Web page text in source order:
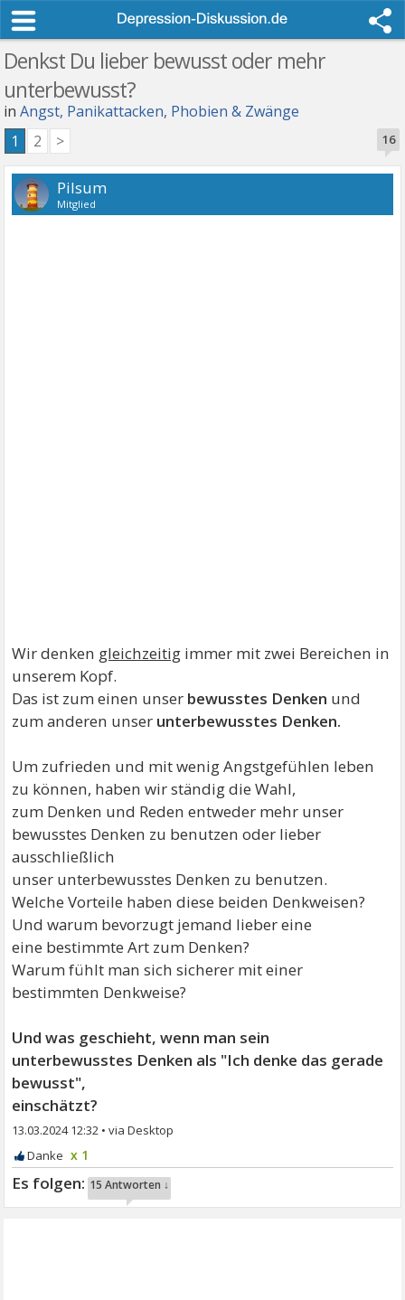
Denkst Du lieber bewusst oder mehr
unterbewusst?
inAngst, Panikattacken, Phobien & Zwänge
16
1 2 >
Pilsum
Mitglied
Wir denken gleichzeitig immer mit zwei Bereichen in
unserem Kopf.
Das ist zum einen unser bewusstes Denken und
zum anderen unser unterbewusstes Denken.
Um zufrieden und mit wenig Angstgefühlen leben
zu können, haben wir ständig die Wahl,
zum Denken und Reden entweder mehr unser
bewusstes Denken zu benutzen oder lieber
ausschließlich
unser unterbewusstes Denken zu benutzen.
Welche Vorteile haben diese beiden Denkweisen?
Und warum bevorzugt jemand lieber eine
eine bestimmte Art zum Denken?
Warum fühlt man sich sicherer mit einer
bestimmten Denkweise?
Und was geschieht, wenn man sein
unterbewusstes Denken als "Ich denke das gerade
bewusst",
einschätzt?
13.03.2024 12:32 •
x 1
15 Antworten ↓